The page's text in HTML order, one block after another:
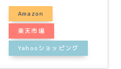
Amazon
楽天市場
Yahooショッピング